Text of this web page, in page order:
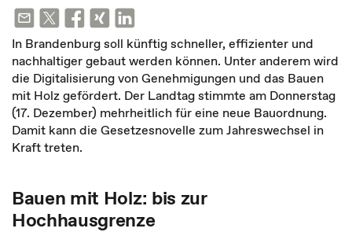
In Brandenburg soll künftig schneller, effizienter und
nachhaltiger gebaut werden können. Unter anderem wird
die Digitalisierung von Genehmigungen und das Bauen
mit Holz gefördert. Der Landtag stimmte am Donnerstag
(17. Dezember) mehrheitlich für eine neue Bauordnung.
Damit kann die Gesetzesnovelle zum Jahreswechsel in
Kraft treten.
Bauen mit Holz: bis zur
Hochhausgrenze